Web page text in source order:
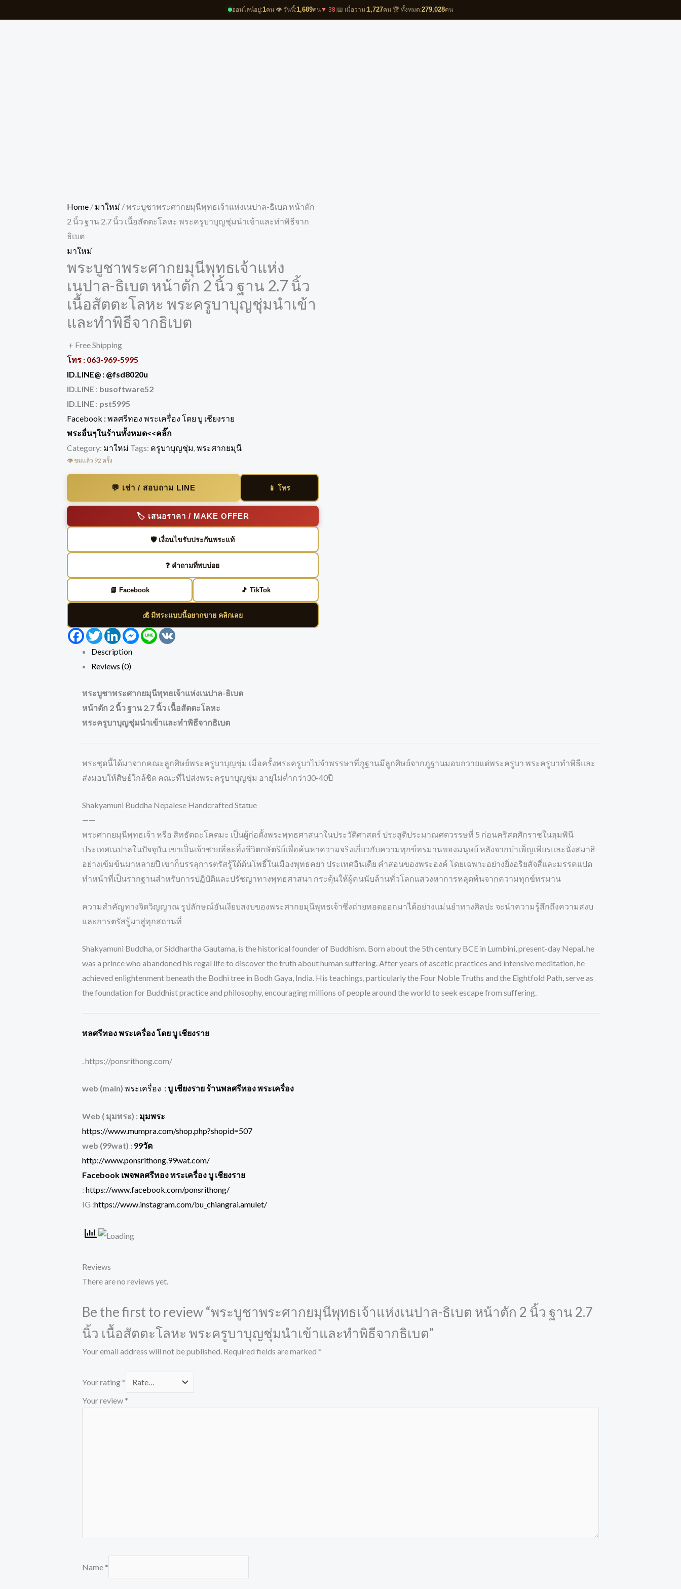
ออนไลน์อยู่:1คน 👁️ วันนี้:1,689คน▼ 38 📅 เมื่อวาน:1,727คน 🏆 ทั้งหมด:279,028คน
to
Home / มาใหม่ / พระบูชาพระศากยมุนีพุทธเจ้าแห่งเนปาล-ธิเบต หน้าตัก
2 นิ้ว ฐาน 2.7 นิ้ว เนื้อสัตตะโลหะ พระครูบาบุญชุ่มนำเข้าและทำพิธีจาก
ธิเบต
มาใหม่
พระบูชาพระศากยมุนีพุทธเจ้าแห่ง
เนปาล-ธิเบต หน้าตัก 2 นิ้ว ฐาน 2.7 นิ้ว
เนื้อสัตตะโลหะ พระครูบาบุญชุ่มนำเข้า
และทำพิธีจากธิเบต
+ Free Shipping
โทร : 063-969-5995
ID.LINE@ : @fsd8020u
ID.LINE : busoftware52
ID.LINE : pst5995
Facebook : พลศรีทอง พระเครื่อง โดย บู เชียงราย
พระอื่นๆในร้านทั้งหมด<<คลิ๊ก
Category: มาใหม่ Tags: ครูบาบุญชุ่ม,พระศากยมุนี
👁️ ชมแล้ว 92 ครั้ง
💬 เช่า / สอบถาม LINE 📱 โทร
🏷️ เสนอราคา / MAKE OFFER
🛡️ เงื่อนไขรับประกันพระแท้
❓ คำถามที่พบบ่อย
📘 Facebook 🎵 TikTok
💰 มีพระแบบนี้อยากขาย คลิกเลย
Facebook
TwitterLinkedInMessenger
Line
Description
Reviews (0)
พระบูชาพระศากยมุนีพุทธเจ้าแห่งเนปาล-ธิเบต
หน้าตัก 2 นิ้ว ฐาน 2.7 นิ้ว เนื้อสัตตะโลหะ
พระครูบาบุญชุ่มนำเข้าและทำพิธีจากธิเบต
พระชุดนี้ได้มาจากคณะลูกศิษย์พระครูบาบุญชุ่ม เมื่อครั้งพระครูบาไปจำพรรษาที่ภูฐานมีลูกศิษย์จากภูฐานมอบถวายแด่พระครูบา พระครูบาทำพิธีและ
ส่งมอบให้ศิษย์ใกล้ชิด คณะที่ไปส่งพระครูบาบุญชุ่ม อายุไม่ต่ำกว่า30-40ปี
Shakyamuni Buddha Nepalese Handcrafted Statue
——
พระศากยมุนีพุทธเจ้า หรือ สิทธัตถะโคตมะ เป็นผู้ก่อตั้งพระพุทธศาสนาในประวัติศาสตร์ ประสูติประมาณศตวรรษที่ 5 ก่อนคริสตศักราชในลุมพินี
ประเทศเนปาลในปัจจุบัน เขาเป็นเจ้าชายที่ละทิ้งชีวิตกษัตริย์เพื่อค้นหาความจริงเกี่ยวกับความทุกข์ทรมานของมนุษย์ หลังจากบำเพ็ญเพียรและนั่งสมาธิ
อย่างเข้มข้นมาหลายปี เขาก็บรรลุการตรัสรู้ใต้ต้นโพธิ์ในเมืองพุทธคยา ประเทศอินเดีย คำสอนของพระองค์ โดยเฉพาะอย่างยิ่งอริยสัจสี่และมรรคแปด
ทำหน้าที่เป็นรากฐานสำหรับการปฏิบัติและปรัชญาทางพุทธศาสนา กระตุ้นให้ผู้คนนับล้านทั่วโลกแสวงหาการหลุดพ้นจากความทุกข์ทรมาน
ความสำคัญทางจิตวิญญาณ รูปลักษณ์อันเงียบสงบของพระศากยมุนีพุทธเจ้าซึ่งถ่ายทอดออกมาได้อย่างแม่นยำทางศิลปะ จะนำความรู้สึกถึงความสงบ
และการตรัสรู้มาสู่ทุกสถานที่
Shakyamuni Buddha, or Siddhartha Gautama, is the historical founder of Buddhism. Born about the 5th century BCE in Lumbini, present-day Nepal, he
was a prince who abandoned his regal life to discover the truth about human suffering. After years of ascetic practices and intensive meditation, he
achieved enlightenment beneath the Bodhi tree in Bodh Gaya, India. His teachings, particularly the Four Noble Truths and the Eightfold Path, serve as
the foundation for Buddhist practice and philosophy, encouraging millions of people around the world to seek escape from suffering.
พลศรีทอง พระเครื่อง โดย บู เชียงราย
. https://ponsrithong.com/
web (main) พระเครื่อง : บู เชียงราย ร้านพลศรีทอง พระเครื่อง
Web ( มุมพระ) : มุมพระ
https://www.mumpra.com/shop.php?shopid=507
web (99wat) : 99วัด
http://www.ponsrithong.99wat.com/
Facebook เพจพลศรีทอง พระเครื่อง บู เชียงราย
: https://www.facebook.com/ponsrithong/
IG :https://www.instagram.com/bu_chiangrai.amulet/
Reviews
There are no reviews yet.
Be the first to review “พระบูชาพระศากยมุนีพุทธเจ้าแห่งเนปาล-ธิเบต หน้าตัก 2 นิ้ว ฐาน 2.7
นิ้ว เนื้อสัตตะโลหะ พระครูบาบุญชุ่มนำเข้าและทำพิธีจากธิเบต”
Your email address will not be published. Required fields are marked *
Your rating *
Your review *
Name *